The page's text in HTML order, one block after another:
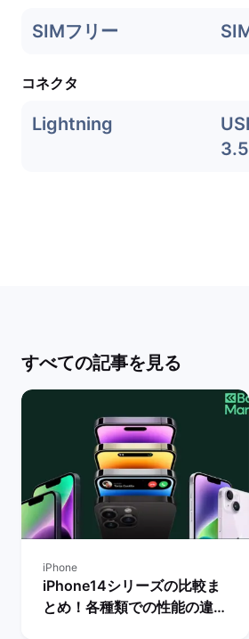
SIMフリー
コネクタ
Lightning
すべての記事を見る
iPhone
iPhone14シリーズの比較ま
とめ！各種類での性能の違い